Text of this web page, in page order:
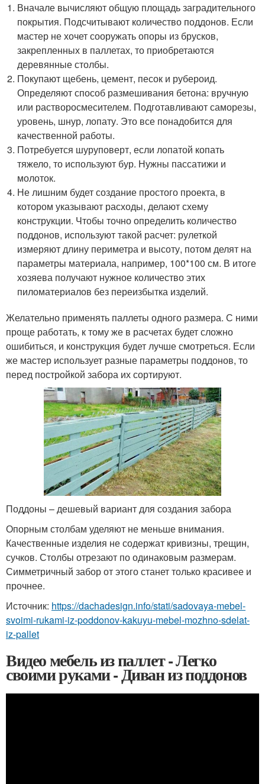
Вначале вычисляют общую площадь заградительного
покрытия. Подсчитывают количество поддонов. Если
мастер не хочет сооружать опоры из брусков,
закрепленных в паллетах, то приобретаются
деревянные столбы.
Покупают щебень, цемент, песок и рубероид.
Определяют способ размешивания бетона: вручную
или растворосмесителем. Подготавливают саморезы,
уровень, шнур, лопату. Это все понадобится для
качественной работы.
Потребуется шуруповерт, если лопатой копать
тяжело, то используют бур. Нужны пассатижи и
молоток.
Не лишним будет создание простого проекта, в
котором указывают расходы, делают схему
конструкции. Чтобы точно определить количество
поддонов, используют такой расчет: рулеткой
измеряют длину периметра и высоту, потом делят на
параметры материала, например, 100*100 см. В итоге
хозяева получают нужное количество этих
пиломатериалов без переизбытка изделий.
Желательно применять паллеты одного размера. С ними
проще работать, к тому же в расчетах будет сложно
ошибиться, и конструкция будет лучше смотреться. Если
же мастер использует разные параметры поддонов, то
перед постройкой забора их сортируют.
Поддоны – дешевый вариант для создания забора
Опорным столбам уделяют не меньше внимания.
Качественные изделия не содержат кривизны, трещин,
сучков. Столбы отрезают по одинаковым размерам.
Симметричный забор от этого станет только красивее и
прочнее.
Источник: https://dachadesign.info/stati/sadovaya-mebel-
svoimi-rukami-iz-poddonov-kakuyu-mebel-mozhno-sdelat-
iz-pallet
Видео мебель из паллет - Легко
своими руками - Диван из поддонов